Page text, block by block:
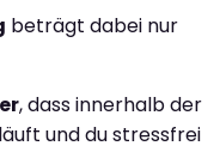
beträgt dabei nur
, dass innerhalb der
und du stressfrei